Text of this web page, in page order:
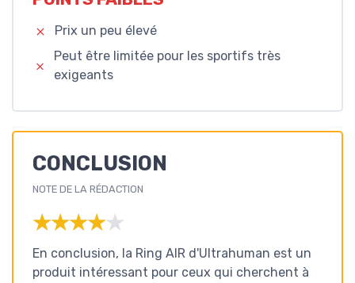
Prix un peu élevé
Peut être limitée pour les sportifs très
exigeants
CONCLUSION
NOTE DE LA RÉDACTION
★★★★★
★★★★★
En conclusion, la Ring AIR d'Ultrahuman est un
produit intéressant pour ceux qui cherchent à